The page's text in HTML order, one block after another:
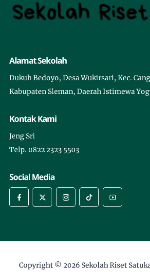
Alamat Sekolah
Dukuh Bedoyo, Desa Wukirsari, Kec.
Kabupaten Sleman, Daerah Istimewa
Kontak Kami
Jeng Sri
Telp. 0822 2323 5503
Social Media
Copyright © 2026 Sekolah Riset